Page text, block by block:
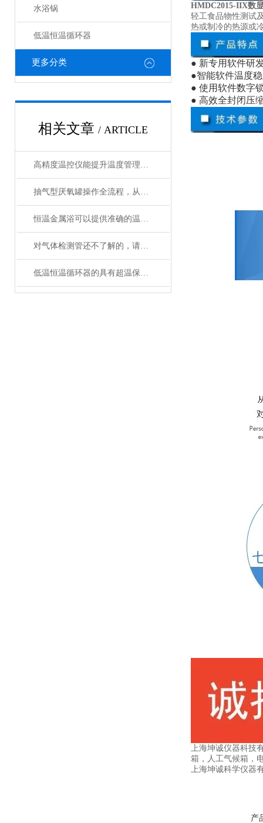
水浴锅
低温恒温循环器
更多分类
相关文章 / ARTICLE
高精度温控仪能提升温度管理的精准性和效率
抽气型厌氧罐操作全流程，从设备准备到微生物培养的标准化指南
恒温金属浴可以提供准确的温度控制和恒温条件
对气体检测管还不了解的，请看这里！
低温恒温循环器的具有超温保护，传感器异常保护功能
HMDC2015-IIX数
轻工食品物性测试
热或制冷的热源或
● 新专用软件研
●智能软件温度
● 使用软件数字
● 高效全封闭压
上海坤诚仪器科技
箱，人工气候箱，
上海坤诚科学仪器
产